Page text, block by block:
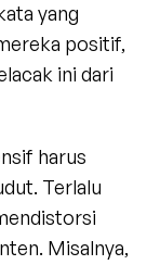
yang
positif,
ini dari
harus
Terlalu
Misalnya,